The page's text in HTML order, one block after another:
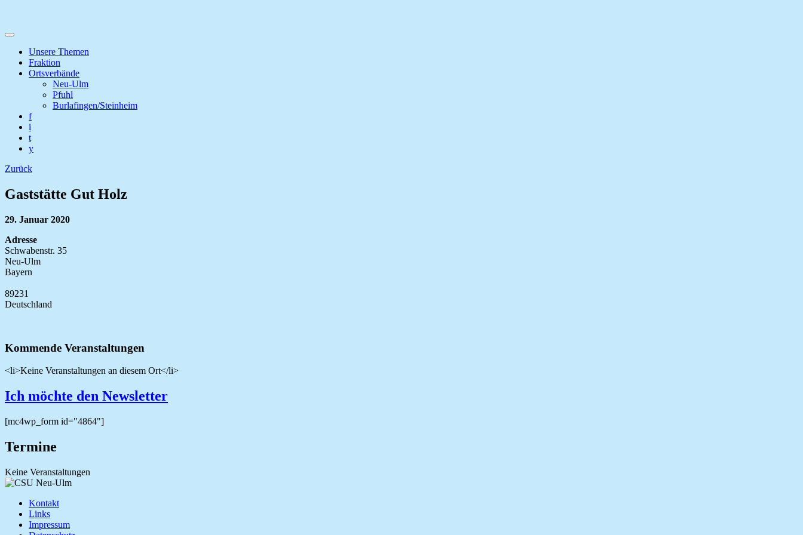
Unsere Themen
Fraktion
Ortsverbände
Neu-Ulm
Pfuhl
Burlafingen/Steinheim
f
i
t
y
Zurück
Gaststätte Gut Holz
29. Januar 2020
Adresse
Schwabenstr. 35
Neu-Ulm
Bayern
89231
Deutschland
Kommende Veranstaltungen
<li>Keine Veranstaltungen an diesem Ort</li>
Ich möchte den Newsletter
[mc4wp_form id="4864"]
Termine
Keine Veranstaltungen
Kontakt
Links
Impressum